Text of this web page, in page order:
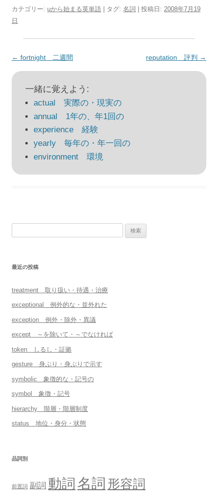
カテゴリー: uから始まる英単語 | タグ: 名詞 | 投稿日: 2008年7月19
日
投
稿
ン
← fortnight 二週間 reputation 評判 →
一緒に覚えよう:
actual 実際の・現実の
annual 1年の、年1回の
experience 経験
yearly 毎年の・年一回の
environment 環境
最近の投稿
treatment 取り扱い・待遇・治療
exceptional 例外的な・並外れた
exception 例外・除外・異議
except ～を除いて・～でなければ
token しるし・証拠
gesture 身ぶり・身ぶりで示す
symbolic 象徴的な・記号の
symbol 象徴・記号
hierarchy 階層・階層制度
status 地位・身分・状態
品詞別
前置詞 副詞 動詞 名詞 形容詞